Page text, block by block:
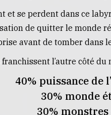
et se perdent dans ce
de quitter le monde
avant de tomber dans
l’autre côté
40% puissance de
30% monde
30%